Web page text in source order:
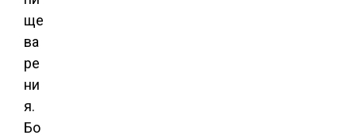
ще
ва
ре
ни
я.
Бо